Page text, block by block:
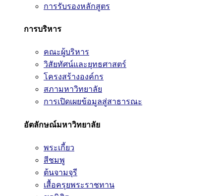
การรับรองหลักสูตร
การบริหาร
คณะผู้บริหาร
วิสัยทัศน์และยุทธศาสตร์
โครงสร้างองค์กร
สภามหาวิทยาลัย
การเปิดเผยข้อมูลสู่สาธารณะ
อัตลักษณ์มหาวิทยาลัย
พระเกี้ยว
สีชมพู
ต้นจามจุรี
เสื้อครุยพระราชทาน